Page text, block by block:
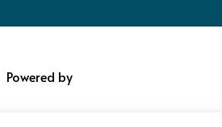
Powered by